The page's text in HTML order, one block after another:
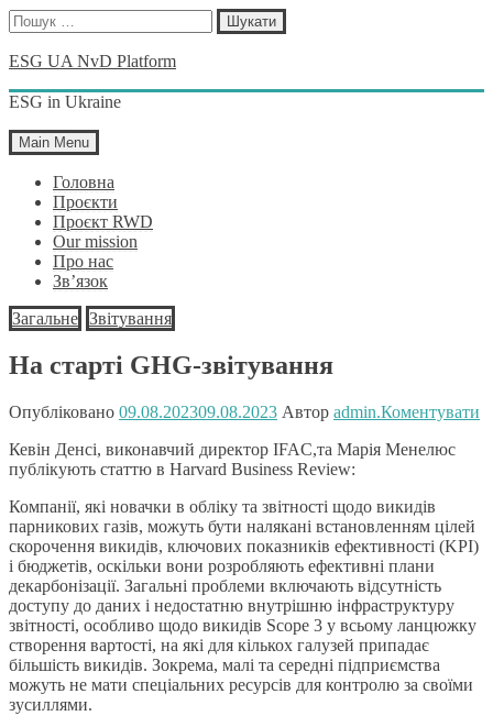
Пошук:
to
ESG UA NvD Platform
ESG in Ukraine
Main Menu
Головна
Проєкти
Проєкт RWD
Our mission
Про нас
Зв’язок
Загальне Звітування
На старті GHG-звітування
Опубліковано 09.08.202309.08.2023 Автор admin.Коментувати
Кевін Денсі, виконавчий директор IFAC,та Марія Менелюс
публікують статтю в Harvard Business Review:
Компанії, які новачки в обліку та звітності щодо викидів
парникових газів, можуть бути налякані встановленням цілей
скорочення викидів, ключових показників ефективності (KPI)
і бюджетів, оскільки вони розробляють ефективні плани
декарбонізації. Загальні проблеми включають відсутність
доступу до даних і недостатню внутрішню інфраструктуру
звітності, особливо щодо викидів Scope 3 у всьому ланцюжку
створення вартості, на які для кількох галузей припадає
більшість викидів. Зокрема, малі та середні підприємства
можуть не мати спеціальних ресурсів для контролю за своїми
зусиллями.